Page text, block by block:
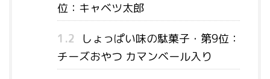
位：キャベツ太郎
1.2
しょっぱい味の駄菓子・第9位：
チーズおやつ カマンベール入り